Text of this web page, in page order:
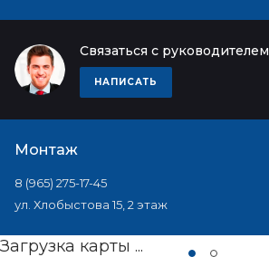
Связаться с руководителем
НАПИСАТЬ
Монтаж
8 (965) 275-17-45
ул. Хлобыстова 15, 2 этаж
Загрузка карты ...